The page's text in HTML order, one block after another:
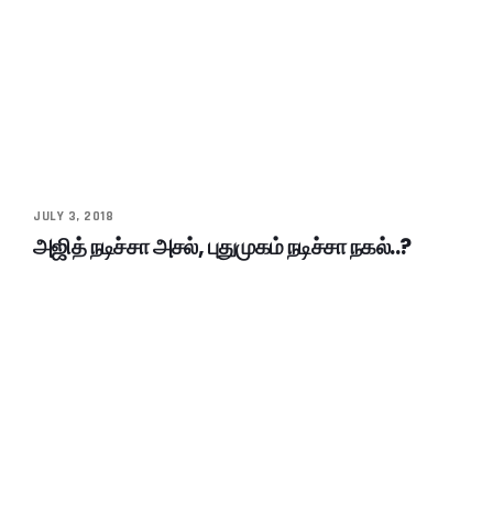
JULY 3, 2018
அஜித் நடிச்சா அசல், புதுமுகம் நடிச்சா நகல்..?